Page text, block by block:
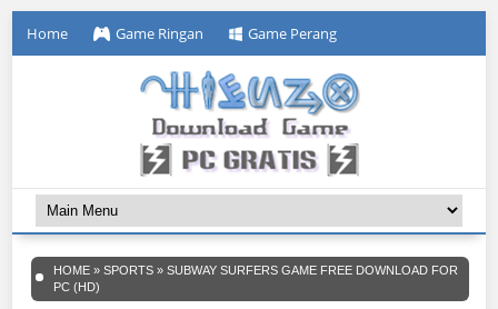
Home Game Ringan Game Perang
HOME »SPORTS »SUBWAY SURFERS GAME FREE DOWNLOAD FOR
PC (HD)